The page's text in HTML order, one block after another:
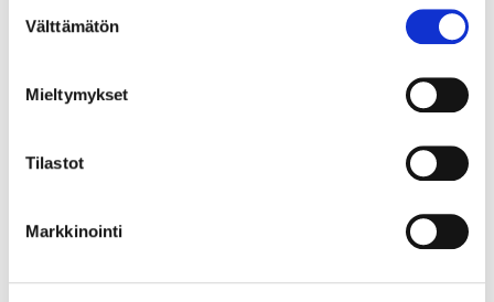
valinta
Välttämätön
Mieltymykset
Tilastot
Markkinointi
työelämästä ulkomaalaisille
opiskelijoille
selvitys, johon haastatellaan Suomessa asuvia
ulkomaalaistaustaisia opiskelijoita, työntekijöitä
kokemuksiaan ja mielikuviaan suomalaisesta...